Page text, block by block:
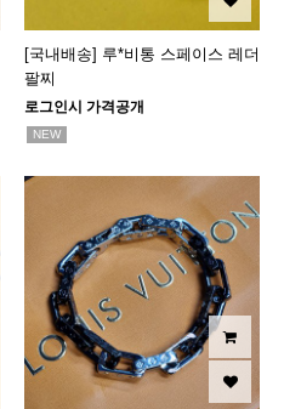
[국내배송] 루*비통 스페이스 레더
팔찌
로그인시 가격공개
NEW